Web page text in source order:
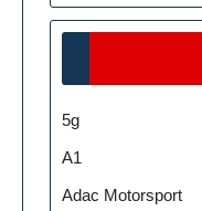
5g
A1
Adac Motorsport